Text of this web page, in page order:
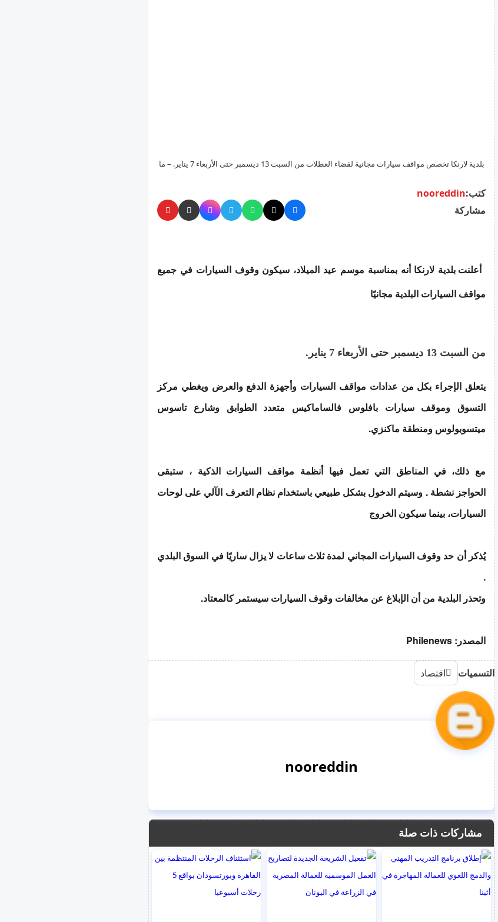
بلدية لارنكا تخصص مواقف سيارات مجانية لقضاء العطلات من السبت 13 ديسمبر حتى الأربعاء 7 يناير. – ما
كتب:nooreddin
مشاركة
أعلنت بلدية لارنكا أنه بمناسبة موسم عيد الميلاد، سيكون وقوف السيارات في جميع
مواقف السيارات البلدية مجانيًا
من السبت 13 ديسمبر حتى الأربعاء 7 يناير.
يتعلق الإجراء بكل من عدادات مواقف السيارات وأجهزة الدفع والعرض ويغطي مركز
التسوق وموقف سيارات بافلوس فالساماكيس متعدد الطوابق وشارع تاسوس
ميتسوبولوس ومنطقة ماكنزي.
مع ذلك، في المناطق التي تعمل فيها أنظمة مواقف السيارات الذكية ، ستبقى
الحواجز نشطة . وسيتم الدخول بشكل طبيعي باستخدام نظام التعرف الآلي على لوحات
السيارات، بينما سيكون الخروج
يُذكر أن حد وقوف السيارات المجاني لمدة ثلاث ساعات لا يزال ساريًا في السوق البلدي
.
وتحذر البلدية من أن الإبلاغ عن مخالفات وقوف السيارات سيستمر كالمعتاد.
المصدر: Philenews
التسميات اقتصاد
nooreddin
مشاركات ذات صلة